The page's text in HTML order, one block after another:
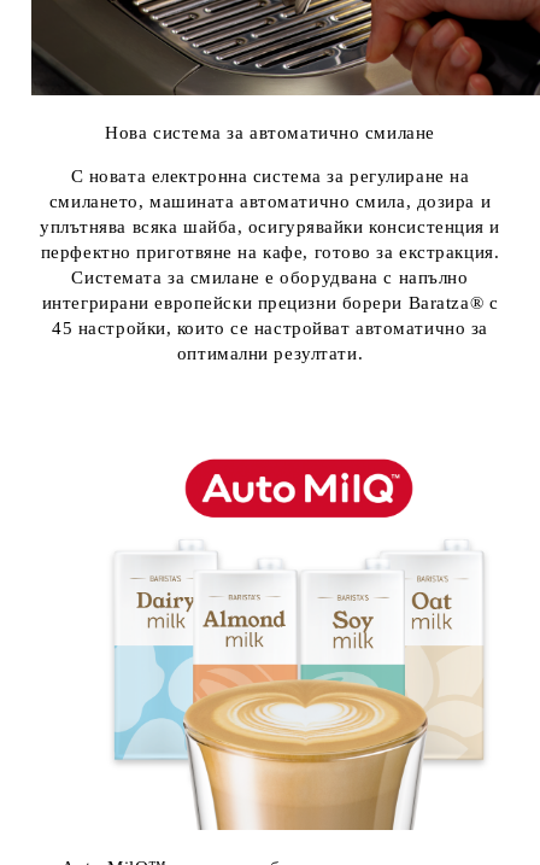
Нова система за автоматично смилане
С новата електронна система за регулиране на
смилането, машината автоматично смила, дозира и
уплътнява всяка шайба, осигурявайки консистенция и
перфектно приготвяне на кафе, готово за екстракция.
Системата за смилане е оборудвана с напълно
интегрирани европейски прецизни борери Baratza® с
45 настройки, които се настройват автоматично за
оптимални резултати.